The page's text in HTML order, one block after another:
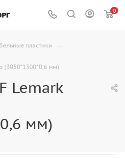
0
пластики —
(3050*1300*0,6 мм)
Lemark
мм)